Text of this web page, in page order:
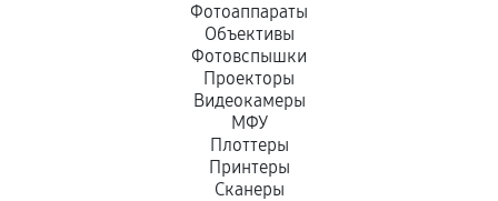
Фотоаппараты
Объективы
Фотовспышки
Проекторы
Видеокамеры
МФУ
Плоттеры
Принтеры
Сканеры